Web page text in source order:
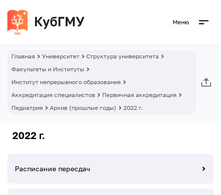
Меню
Главная Университет
Структура университета
Факультеты и Институты
Институт непрерывного образования
Аккредитация специалистов
Первичная аккредитация
Педиатрия
Архив (прошлые годы) 2022 г.
2022 г.
Расписание пересдач